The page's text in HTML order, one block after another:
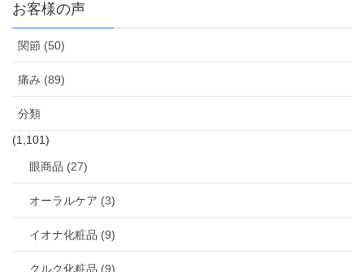
お客様の声
関節 (50)
痛み (89)
分類
(1,101)
眼商品 (27)
オーラルケア (3)
イオナ化粧品 (9)
クルク化粧品 (9)